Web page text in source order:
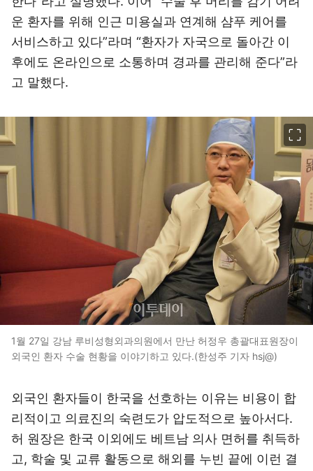
운 환자를 위해 인근 미용실과 연계해 샴푸 케어를
서비스하고 있다”라며 “환자가 자국으로 돌아간 이
후에도 온라인으로 소통하며 경과를 관리해 준다”라
고 말했다.
1월 27일 강남 루비성형외과의원에서 만난 허정우 총괄대표원장이
외국인 환자 수술 현황을 이야기하고 있다.(한성주 기자 hsj@)
외국인 환자들이 한국을 선호하는 이유는 비용이 합
리적이고 의료진의 숙련도가 압도적으로 높아서다.
허 원장은 한국 이외에도 베트남 의사 면허를 취득하
고, 학술 및 교류 활동으로 해외를 누빈 끝에 이런 결